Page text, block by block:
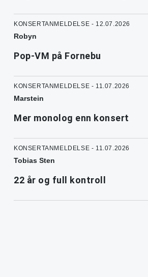
KONSERTANMELDELSE - 12.07.2026
Robyn
Pop-VM på Fornebu
KONSERTANMELDELSE - 11.07.2026
Marstein
Mer monolog enn konsert
KONSERTANMELDELSE - 11.07.2026
Tobias Sten
22 år og full kontroll